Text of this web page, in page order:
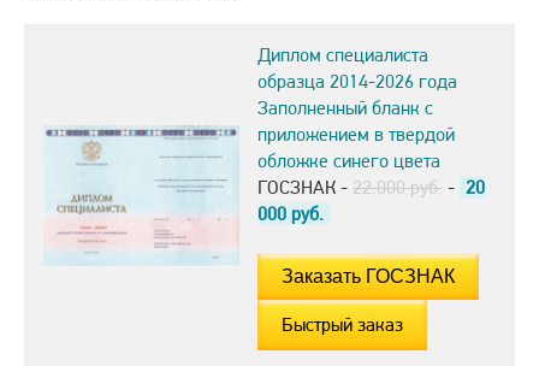
Диплом специалиста
образца 2014-2026 года
Заполненный бланк с
приложением в твердой
обложке синего цвета
ГОСЗНАК - 22.000 руб. - 20
000 руб.
Быстрый заказ